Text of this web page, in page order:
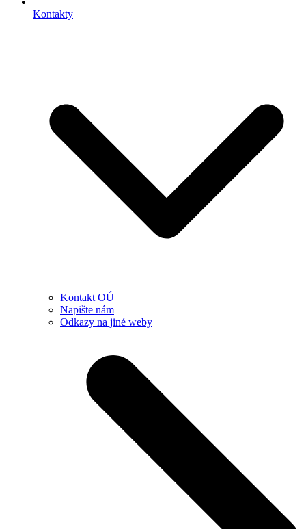
Kontakty
Kontakt OÚ
Napište nám
Odkazy na jiné weby